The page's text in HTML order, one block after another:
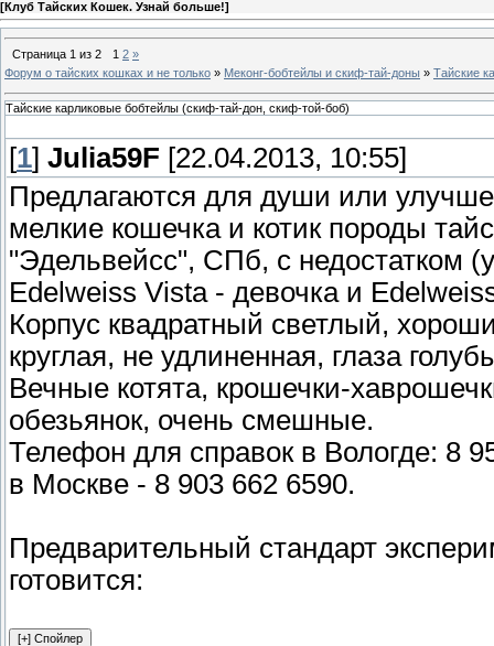
[Клуб Тайских Кошек. Узнай больше!]
Страница 1 из 2 1 2 »
Форум о тайских кошках и не только » Меконг-бобтейлы и скиф-тай-доны » Тайские
Тайские карликовые бобтейлы (скиф-тай-дон, скиф-той-боб)
[1] Julia59F [22.04.2013, 10:55]
Предлагаются для души или
мелкие кошечка и котик породы
"Эдельвейсс", СПб, с недостатком
Edelweiss Vista - девочка и
Корпус квадратный светлый,
круглая, не удлиненная, глаза
Вечные котята, крошечки-
обезьянок, очень смешные.
Телефон для справок в Вологде: 8
в Москве - 8 903 662 6590.
Предварительный стандарт
готовится: